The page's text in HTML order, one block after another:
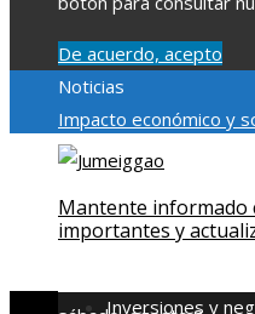
De acuerdo, acepto
Noticias
Impacto económico y
Montenegro
absorción de nutrientes
desastres industriales
Mantente informado
importantes y
Inversiones y